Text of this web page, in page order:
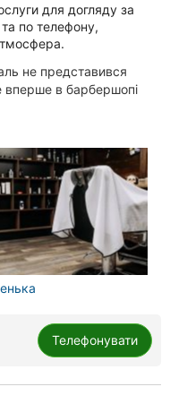
для догляду за
по телефону,
не представився
в барбершопі
Телефонувати